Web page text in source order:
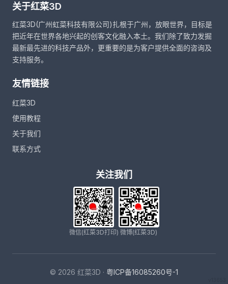
关于红菜3D
红菜3D(广州虹菜科技有限公司)扎根于广州，放眼世界，目标是
把近年在世界各地兴起的创客文化融入本土。我们除了致力发掘
最新最先进的科技产品外，更重要的是为客户提供全面的咨询及
支持服务。
友情链接
红菜3D
使用教程
关于我们
联系方式
关注我们
微信(红菜3D打印) 微博(红菜3D)
© 2026 红菜3D · 粤ICP备16085260号-1